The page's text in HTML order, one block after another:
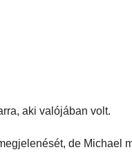
aki valójában volt.
de Michael